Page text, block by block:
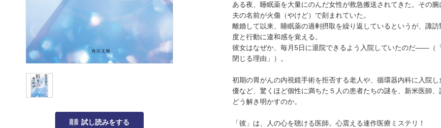
試し読みをする
ある夜、睡眠薬を大量にのんだ女性が救急搬送されてきた。その腕
夫の名前が火傷（やけど）で刻まれていた。
離婚して以来、睡眠薬の過剰摂取を繰り返しているというが、諏
度と行動に違和感を覚える。
彼女はなぜか、毎月5日に退院できるよう入院していたのだ――（
閉じる理由」）。
初期の胃がんの内視鏡手術を拒否する老人や、循環器内科に入院
優など、驚くほど個性に満ちた５人の患者たちの謎を、新米医師、
どう解き明かすのか。
「彼」は、人の心を聴ける医師。心震える連作医療ミステリ！